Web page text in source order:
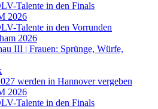
Talente in den Finals
2026
Talente in den Vorrunden
2026
III | Frauen: Sprünge, Würfe,
werden in Hannover vergeben
2026
Talente in den Finals